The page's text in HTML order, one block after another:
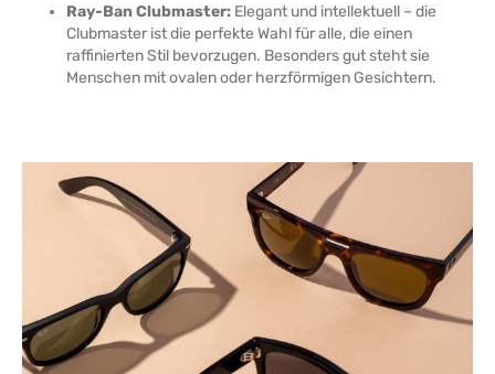
Ray-Ban Clubmaster: Elegant und intellektuell – die
Clubmaster ist die perfekte Wahl für alle, die einen
raffinierten Stil bevorzugen. Besonders gut steht sie
Menschen mit ovalen oder herzförmigen Gesichtern.